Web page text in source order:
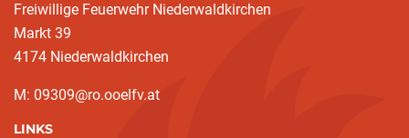
Freiwillige Feuerwehr Niederwaldkirchen
Markt 39
4174 Niederwaldkirchen
M: 09309@ro.ooelfv.at
LINKS